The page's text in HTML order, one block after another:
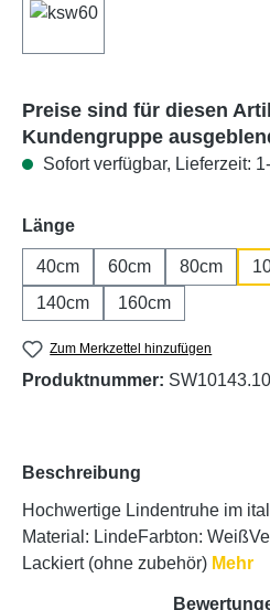
Preise sind für diesen
Kundengruppe
Sofort verfügbar, Lieferzeit:
Längeauswählen
40cm 60cm 80cm
140cm
160cm
Zum Merkzettel hinzufügen
Produktnummer:
Beschreibung
Hochwertige Lindentruhe im
Material: LindeFarbton:
Lackiert (ohne zubehör) Mehr